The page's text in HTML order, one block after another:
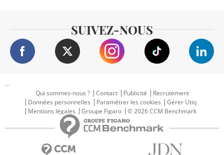
SUIVEZ-NOUS
...
Qui sommes-nous ?
Contact Publicité
Recrutement
Données personnelles
Paramétrer les cookies
Gérer Utiq
Mentions légales
Groupe Figaro © 2026 CCM Benchmark